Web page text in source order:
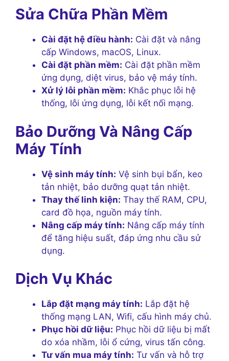
Sửa Chữa Phần Mềm
Cài đặt hệ điều hành: Cài đặt và nâng
cấp Windows, macOS, Linux.
Cài đặt phần mềm: Cài đặt phần mềm
ứng dụng, diệt virus, bảo vệ máy tính.
Xử lý lỗi phần mềm: Khắc phục lỗi hệ
thống, lỗi ứng dụng, lỗi kết nối mạng.
Bảo Dưỡng Và Nâng Cấp
Máy Tính
Vệ sinh máy tính: Vệ sinh bụi bẩn, keo
tản nhiệt, bảo dưỡng quạt tản nhiệt.
Thay thế linh kiện: Thay thế RAM, CPU,
card đồ họa, nguồn máy tính.
Nâng cấp máy tính: Nâng cấp máy tính
để tăng hiệu suất, đáp ứng nhu cầu sử
dụng.
Dịch Vụ Khác
Lắp đặt mạng máy tính: Lắp đặt hệ
thống mạng LAN, Wifi, cấu hình máy chủ.
Phục hồi dữ liệu: Phục hồi dữ liệu bị mất
do xóa nhầm, lỗi ổ cứng, virus tấn công.
Tư vấn mua máy tính: Tư vấn và hỗ trợ